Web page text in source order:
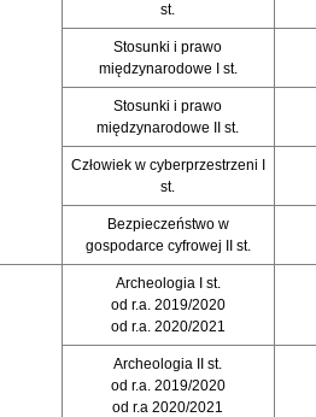
st.
Stosunki i prawo
międzynarodowe I st.
Stosunki i prawo
międzynarodowe II st.
Człowiek w cyberprzestrzeni I
st.
Bezpieczeństwo w
gospodarce cyfrowej II st.
Archeologia I st.
od r.a. 2019/2020
od r.a. 2020/2021
Archeologia II st.
od r.a. 2019/2020
od r.a 2020/2021